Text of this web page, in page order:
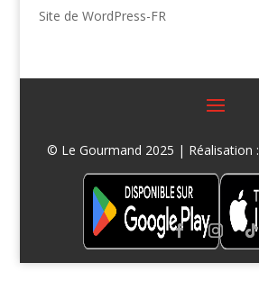
Site de WordPress-FR
© Le Gourmand 2025 | Réalisation :